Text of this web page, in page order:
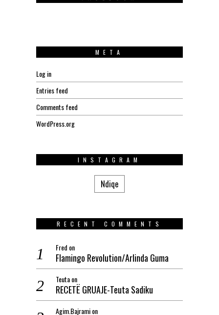
META
Log in
Entries feed
Comments feed
WordPress.org
INSTAGRAM
Ndiqe
RECENT COMMENTS
Fred on
Flamingo Revolution/Arlinda Guma
Teutaon
RECETË GRUAJE-Teuta Sadiku
Agim.Bajramion